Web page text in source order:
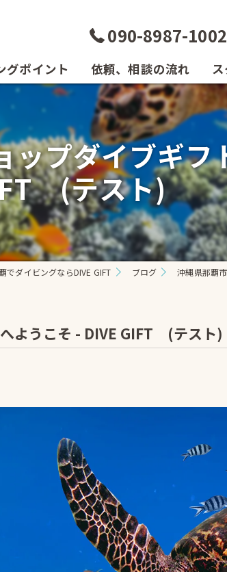
090-8987-1002
グポイント 依頼、相談の流れ
プダイブギフ
(テスト)
でダイビングならDIVE GIFT ブログ 沖縄県那覇
ようこそ - DIVE GIFT (テスト)